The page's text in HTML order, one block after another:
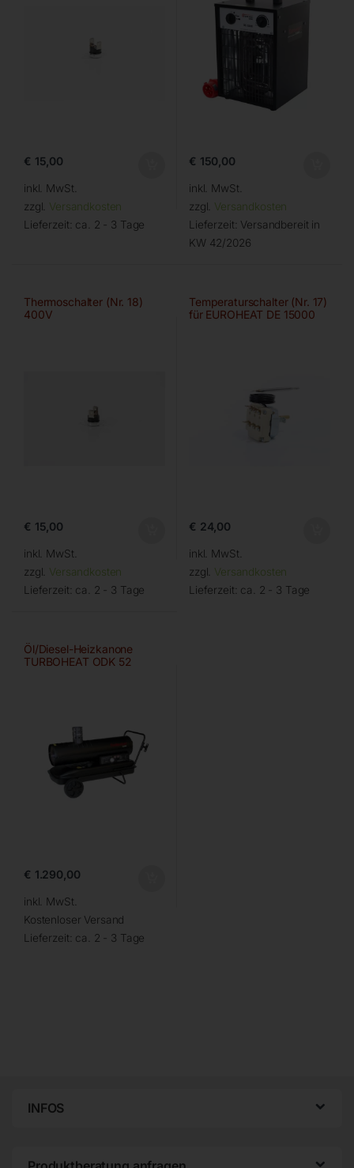
€ 15,00
inkl. MwSt.
zzgl. Versandkosten
Lieferzeit: ca. 2 - 3 Tage
€ 150,00
inkl. MwSt.
zzgl. Versandkosten
Lieferzeit: Versandbereit in
KW 42/2026
Thermoschalter (Nr. 18)
400V
€ 15,00
inkl. MwSt.
zzgl. Versandkosten
Lieferzeit: ca. 2 - 3 Tage
Temperaturschalter (Nr. 17)
für EUROHEAT DE 15000
€ 24,00
inkl. MwSt.
zzgl. Versandkosten
Lieferzeit: ca. 2 - 3 Tage
Öl/Diesel-Heizkanone
TURBOHEAT ODK 52
€ 1.290,00
inkl. MwSt.
Kostenloser Versand
Lieferzeit: ca. 2 - 3 Tage
INFOS